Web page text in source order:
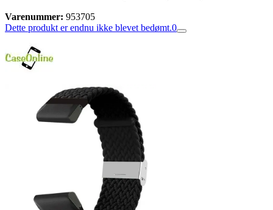
Varenummer: 953705
Dette produkt er endnu ikke blevet bedømt.0